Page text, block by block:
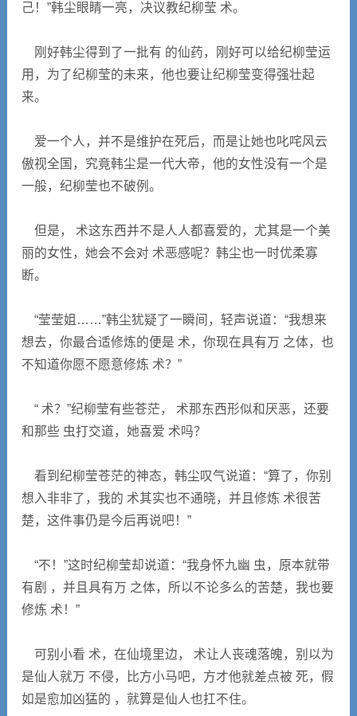
己！”韩尘眼睛一亮，决议教纪柳莹 术。
刚好韩尘得到了一批有 的仙药，刚好可以给纪柳莹运
用，为了纪柳莹的未来，他也要让纪柳莹变得强壮起
来。
爱一个人，并不是维护在死后，而是让她也叱咤风云
傲视全国，究竟韩尘是一代大帝，他的女性没有一个是
一般，纪柳莹也不破例。
但是， 术这东西并不是人人都喜爱的，尤其是一个美
丽的女性，她会不会对 术恶感呢？韩尘也一时优柔寡
断。
“莹莹姐……”韩尘犹疑了一瞬间，轻声说道：“我想来
想去，你最合适修炼的便是 术，你现在具有万 之体，也
不知道你愿不愿意修炼 术？”
“ 术？”纪柳莹有些苍茫， 术那东西形似和厌恶，还要
和那些 虫打交道，她喜爱 术吗？
看到纪柳莹苍茫的神态，韩尘叹气说道：“算了，你别
想入非非了，我的 术其实也不通晓，并且修炼 术很苦
楚，这件事仍是今后再说吧！”
“不！”这时纪柳莹却说道：“我身怀九幽 虫，原本就带
有剧 ，并且具有万 之体，所以不论多么的苦楚，我也要
修炼 术！”
可别小看 术，在仙境里边， 术让人丧魂落魄，别以为
是仙人就万 不侵，比方小马吧，方才他就差点被 死，假
如是愈加凶猛的 ，就算是仙人也扛不住。